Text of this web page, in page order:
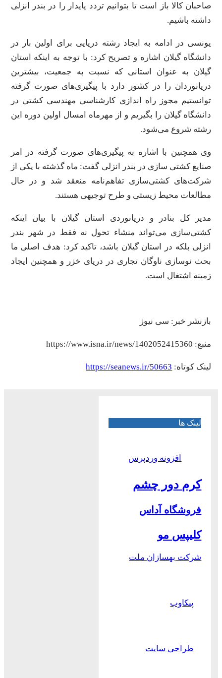
صاحبان کالا باز است تا بتوانیم تردد پایدار را در بندر انزلی
داشته باشیم.
یونسی در ادامه به ایجاد رشته دریایی برای اولین بار در
دانشگاه گیلان اشاره و تصریح کرد: با توجه به اینکه استان
گیلان به عنوان استانی که نسبت به جمعیت، بیشترین
دریانوردان را در کشور دارد با پیگیری‌های صورت گرفته
توانستیم مجوز راه اندازی کارشناسی مهندسی کشتی در
دانشگاه گیلان را بگیریم و از مهرماه امسال اولین دوره این
رشته شروع می‌شود.
وی همچنین با اشاره به پیگیری‌های صورت گرفته در امر
صنایع کشتی سازی در بندر انزلی گفت: ماه گذشته با یکی از
شرکت‌های کشتی‌سازی تفاهم‌نامه منعقد شد و در حال
مطالعات محیط زیستی و طرح توجیهی هستند.
مدیر کل بنادر و دریانوردی استان گیلان با بیان اینکه
کشتی‌سازی می‌تواند منشاء تحول نه فقط در شهر بندر
انزلی بلکه در استان گیلان باشد، تاکید کرد: هدف اصلی ما
بحث نوسازی ناوگان تجاری در دریای خزر و همچنین ایجاد
زمینه اشتغال است.
بازنشر خبر: سی نیوز
منبع: https://www.isna.ir/news/1402052415360
لینک کوتاه: https://seanews.ir/50663
لینک ها
افزونه وردپرس
کرم دور چشم
فروشگاه آداس
کلیپس مو
شرکت بهسازان ملت
پیکاوب
طراحی سایت